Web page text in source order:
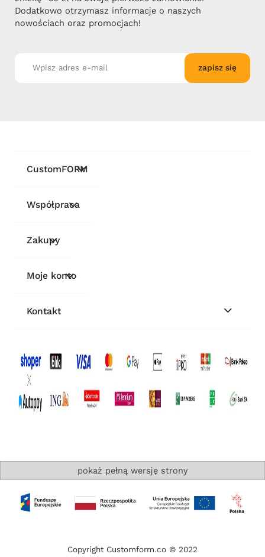
Dodatkowo otrzymasz informacje o naszych
nowościach oraz promocjach!
zapisz się
CustomFORM
Współpraca
Zakupy
Moje konto
Kontakt
pokaż pełną wersję strony
Copyright Customform.co © 2022